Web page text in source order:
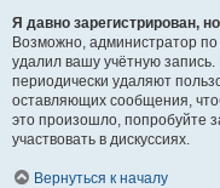
Я давно зарегистрирован,
Возможно, администратор по
удалил вашу учётную
периодически удаляют
оставляющих сообщения,
это произошло, попробуйте
участвовать в дискуссиях.
Вернуться к началу